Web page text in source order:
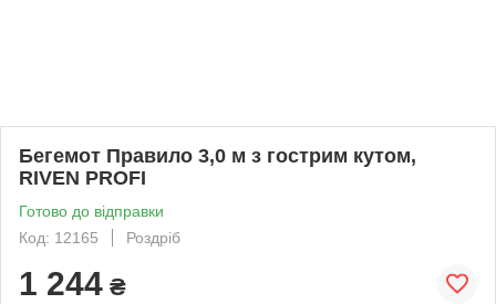
Бегемот Правило 3,0 м з гострим кутом,
RIVEN PROFI
Готово до відправки
Код: 12165
Роздріб
1 244 ₴